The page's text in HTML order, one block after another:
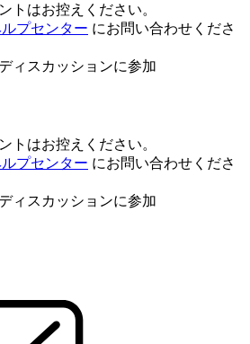
トはお控えください。
プセンター にお問い合わせくださ
ィスカッションに参加
トはお控えください。
プセンター にお問い合わせくださ
ィスカッションに参加